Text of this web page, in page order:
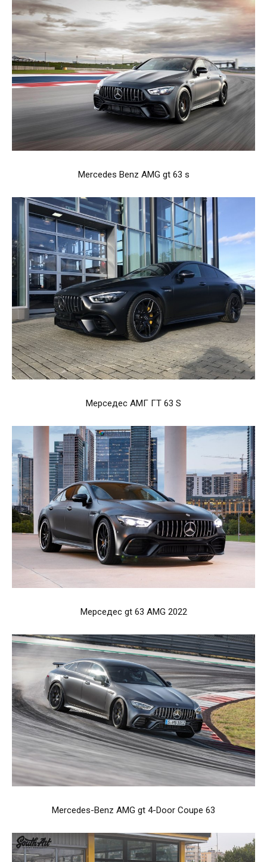
Mercedes Benz AMG gt 63 s
Мерседес АМГ ГТ 63 S
Мерседес gt 63 AMG 2022
Mercedes-Benz AMG gt 4-Door Coupe 63